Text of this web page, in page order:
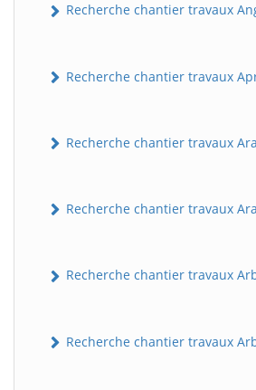
Recherche chantier travaux
Recherche chantier travaux
Recherche chantier travaux
Recherche chantier travaux
Recherche chantier travaux
Recherche chantier travaux